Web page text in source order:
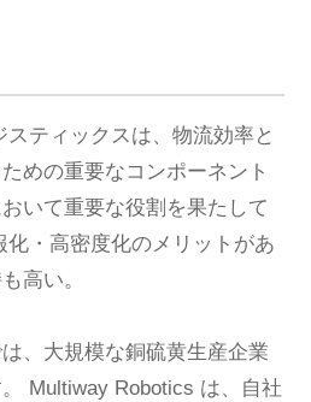
ティックスは、物流効率と
めの重要なコンポーネント
いて重要な役割を果たして
・高密度化のメリットがあ
高い。
、大規模な銅硫黄生産企業
Multiway Robotics は、自社